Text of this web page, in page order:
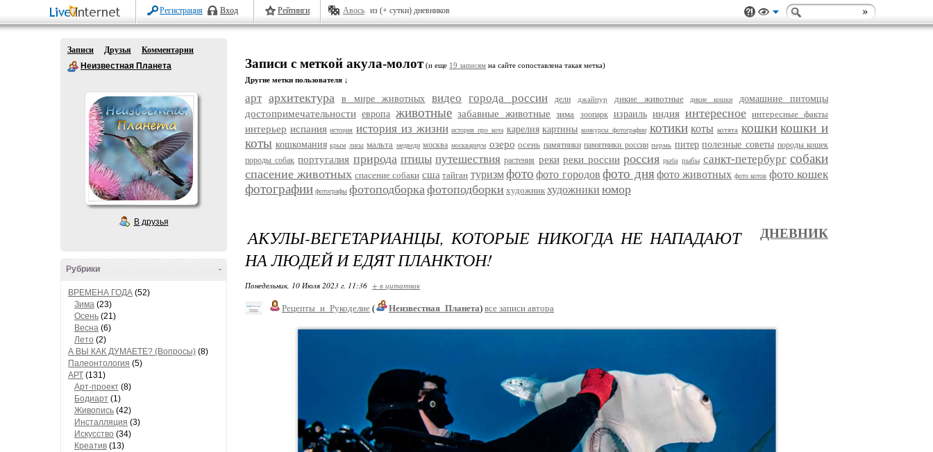
Регистрация Вход Рейтинги Авось из (+ сутки) дневников
Записи Друзья
Комментарии
Неизвестная Планета
В друзья
-
Рубрики
ВРЕМЕНА ГОДА (52)
Зима (23)
Осень (21)
Весна (6)
Лето (2)
А ВЫ КАК ДУМАЕТЕ? (Вопросы) (8)
Палеонтология (5)
АРТ (131)
Арт-проект (8)
Бодиарт (1)
Живопись (42)
Инсталляция (3)
Искусство (34)
Креатив (13)
Записи с меткой акула-молот (и еще 19 записям на сайте сопоставлена такая метка)
Другие метки пользователя ↓
арт архитектура в мире животных видео города россии дели джайпур дикие животные дикие кошки домашние питомцы
достопримечательности европа животные забавные животные зима зоопарк израиль индия интересное интересные факты
интерьер испания история история из жизни история про кота карелия картины конкурсы фотографии котики коты котята кошки кошки и
коты кошкомания крым лисы мальта медведи москва москвариум озеро осень памятники памятники россии пермь питер полезные советы породы кошек
породы собак португалия природа птицы путешествия растения реки реки россии россия рыба рыбы санкт-петербург собаки
спасение животных спасение собаки сша тайган туризм фото фото городов фото дня фото животных фото котов фото кошек
фотографии фотографы фотоподборкафотоподборки художник художники юмор
АКУЛЫ-ВЕГЕТАРИАНЦЫ, КОТОРЫЕ НИКОГДА НЕ НАПАДАЮТ
НА ЛЮДЕЙ И ЕДЯТ ПЛАНКТОН!
ДНЕВНИК
Понедельник, 10 Июля 2023 г. 11:36 + в цитатник
Рецепты_и_Рукоделие ( Неизвестная_Планета) все записи автора